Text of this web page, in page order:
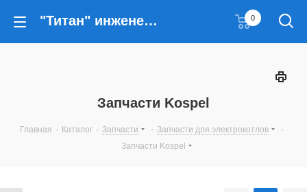
"Титан" инженерные решения 0
Запчасти Kospel
Главная - Каталог - Запчасти - Запчасти для электрокотлов
-
Запчасти Kospel